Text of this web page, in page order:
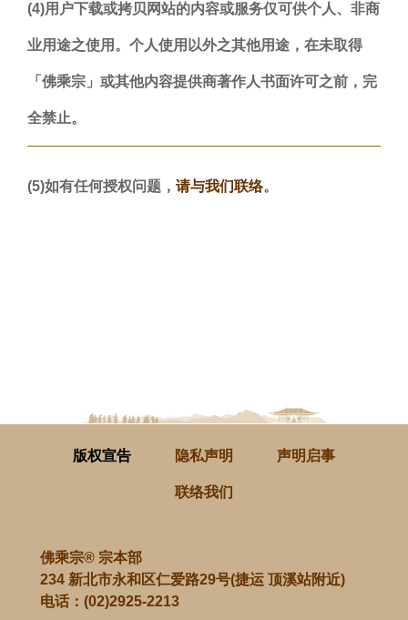
(4)用户下载或拷贝网站的内容或服务仅可供个人、非商
业用途之使用。个人使用以外之其他用途，在未取得
「佛乘宗」或其他内容提供商著作人书面许可之前，完
全禁止。
(5)如有任何授权问题，请与我们联络。
版权宣告 隐私声明 声明启事
联络我们
佛乘宗® 宗本部
234 新北市永和区仁爱路29号(捷运 顶溪站附近)
电话： (02)2925-2213